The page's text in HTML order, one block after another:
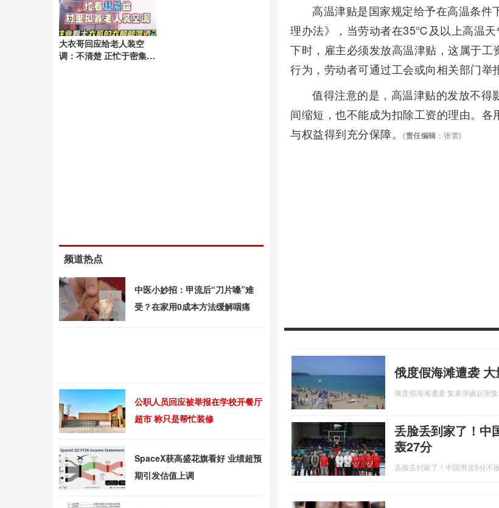
高温津贴是国家规定给予在高温条
理办法》，当劳动者在35℃及以上高温
下时，雇主必须发放高温津贴，这属于
行为，劳动者可通过工会或向相关部门举
值得注意的是，高温津贴的发放不
间缩短，也不能成为扣除工资的理由。
与权益得到充分保障。
(责任编辑 ：张蕾)
俄度假海滩遭袭
俄度假海滩遭袭 集束弹砸起密
丢脸丢到家了！中
轰27分
丢脸丢到家了！中国男篮5分不
大衣哥回应给老人装空
调：不清楚 正忙于密集演
频道热点
中医小妙招：甲流后“刀片嗓”难
受？在家用0成本方法缓解咽痛
公职人员回应被举报在学校开餐厅
超市 称只是帮忙装修
SpaceX获高盛花旗看好 业绩超预
期引发估值上调